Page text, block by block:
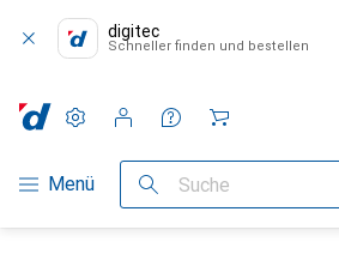
digitec
Schneller finden und bestellen
Navigation nach Kategorien
Menü Suche
Einstellungen
Kundenkonto
Vergleichslisten
Merklisten
Warenkorb